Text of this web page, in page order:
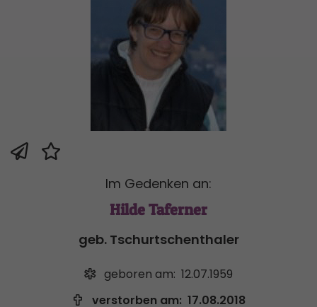
Im Gedenken an:
Hilde Taferner
geb. Tschurtschenthaler
geboren am: 12.07.1959
verstorben am: 17.08.2018